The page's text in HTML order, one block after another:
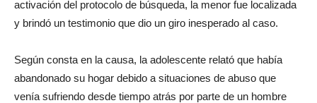
activación del protocolo de búsqueda, la menor fue localizada
y brindó un testimonio que dio un giro inesperado al caso.
Según consta en la causa, la adolescente relató que había
abandonado su hogar debido a situaciones de abuso que
venía sufriendo desde tiempo atrás por parte de un hombre